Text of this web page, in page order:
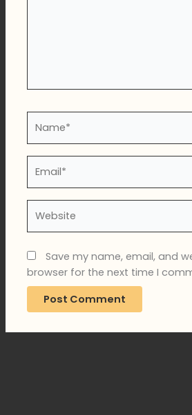
Save my name, email, and
browser for the next time I